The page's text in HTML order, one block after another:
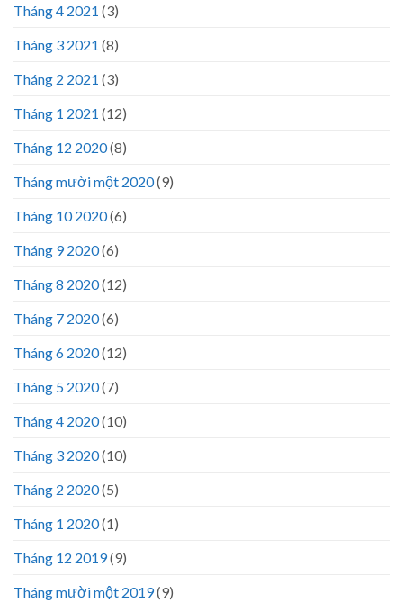
Tháng 4 2021 (3)
Tháng 3 2021 (8)
Tháng 2 2021 (3)
Tháng 1 2021 (12)
Tháng 12 2020(8)
Tháng mười một 2020(9)
Tháng 10 2020(6)
Tháng 9 2020(6)
Tháng 8 2020(12)
Tháng 7 2020(6)
Tháng 6 2020(12)
Tháng 5 2020(7)
Tháng 4 2020(10)
Tháng 3 2020(10)
Tháng 2 2020(5)
Tháng 1 2020(1)
Tháng 12 2019(9)
Tháng mười một 2019(9)